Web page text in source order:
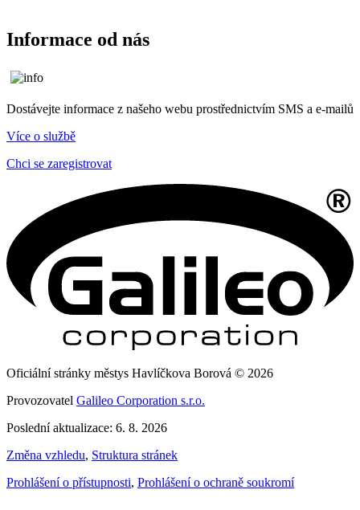
Informace od nás
Dostávejte informace z našeho webu prostřednictvím SMS a e-mailů
Více o službě
Chci se zaregistrovat
Oficiální stránky městys Havlíčkova Borová © 2026
Provozovatel Galileo Corporation s.r.o.
Poslední aktualizace: 6. 8. 2026
Změna vzhledu, Struktura stránek
Prohlášení o přístupnosti, Prohlášení o ochraně soukromí